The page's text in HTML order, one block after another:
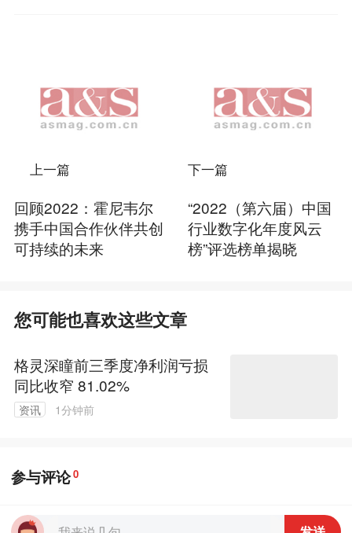
上一篇
回顾2022：霍尼韦尔
携手中国合作伙伴共创
可持续的未来
下一篇
“2022（第六届）中国
行业数字化年度风云
榜”评选榜单揭晓
您可能也喜欢这些文章
格灵深瞳前三季度净利润亏损
同比收窄 81.02%
资讯 1分钟前
参与评论0